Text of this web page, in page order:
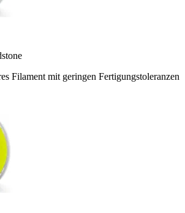
Filament mit geringen Fertigungstoleranzen